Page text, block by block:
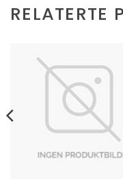
RELATERTE